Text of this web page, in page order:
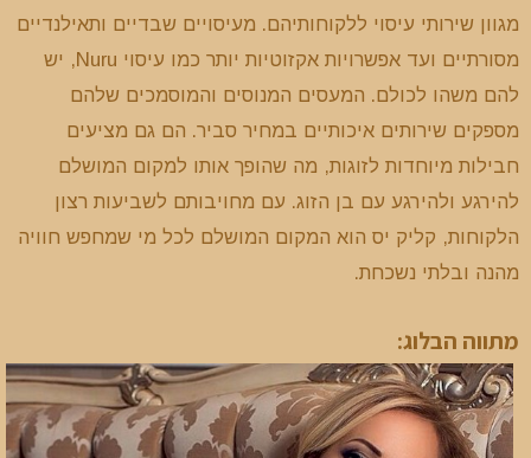
מגוון שירותי עיסוי ללקוחותיהם. מעיסויים שבדיים ותאילנדיים
מסורתיים ועד אפשרויות אקזוטיות יותר כמו עיסוי Nuru, יש
להם משהו לכולם. המעסים המנוסים והמוסמכים שלהם
מספקים שירותים איכותיים במחיר סביר. הם גם מציעים
חבילות מיוחדות לזוגות, מה שהופך אותו למקום המושלם
להירגע ולהירגע עם בן הזוג. עם מחויבותם לשביעות רצון
הלקוחות, קליק יס הוא המקום המושלם לכל מי שמחפש חוויה
מהנה ובלתי נשכחת.
מתווה הבלוג: